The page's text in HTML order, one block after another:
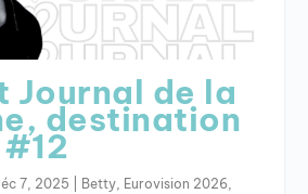
Journal de la
destination
7, 2025 Betty, Eurovision 2026,